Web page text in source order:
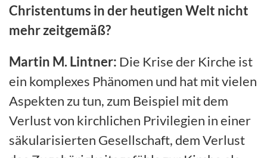
Christentums in der heutigen Welt nicht
mehr zeitgemäß?
Martin M. Lintner: Die Krise der Kirche ist
ein komplexes Phänomen und hat mit vielen
Aspekten zu tun, zum Beispiel mit dem
Verlust von kirchlichen Privilegien in einer
säkularisierten Gesellschaft, dem Verlust